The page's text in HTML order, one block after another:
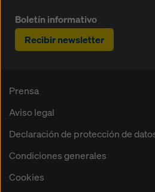
Boletín informativo
Recibir newsletter
Prensa
Aviso legal
Declaración de protección de
Condiciones generales
Cookies